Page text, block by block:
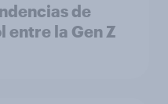
de
entre la Gen Z